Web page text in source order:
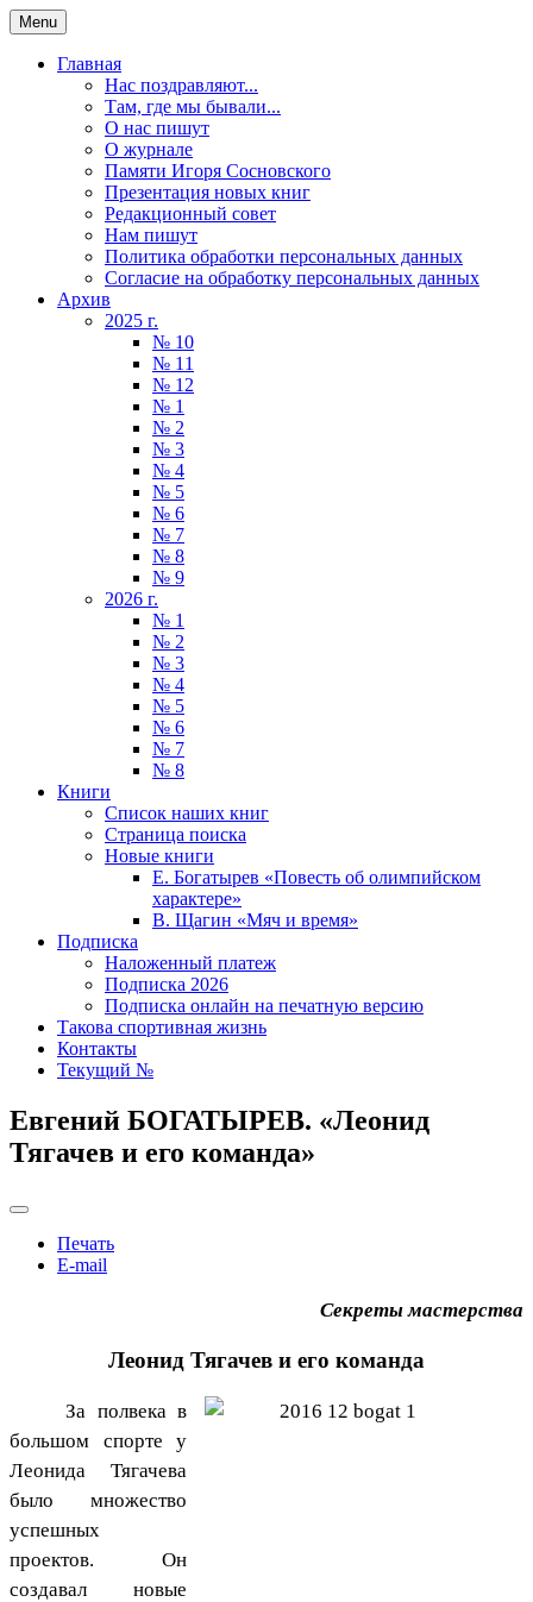
Menu
Главная
Нас поздравляют...
Там, где мы бывали...
О нас пишут
О журнале
Памяти Игоря Сосновского
Презентация новых книг
Редакционный совет
Нам пишут
Политика обработки персональных данных
Согласие на обработку персональных данных
Архив
2025 г.
№ 10
№ 11
№ 12
№ 1
№ 2
№ 3
№ 4
№ 5
№ 6
№ 7
№ 8
№ 9
2026 г.
№ 1
№ 2
№ 3
№ 4
№ 5
№ 6
№ 7
№ 8
Книги
Список наших книг
Страница поиска
Новые книги
Е. Богатырев «Повесть об олимпийском
характере»
В. Щагин «Мяч и время»
Подписка
Наложенный платеж
Подписка 2026
Подписка онлайн на печатную версию
Такова спортивная жизнь
Контакты
Текущий №
Евгений БОГАТЫРЕВ. «Леонид
Тягачев и его команда»
Печать
E-mail
Секреты мастерства
Леонид Тягачев и его команда
За полвека в
большом спорте у
Леонида Тягачева
было множество
успешных
проектов. Он
создавал новые